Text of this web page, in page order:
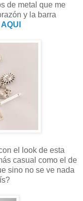
de metal que me
y la barra
AQUI
el look de esta
casual como el de
sino no se ve nada